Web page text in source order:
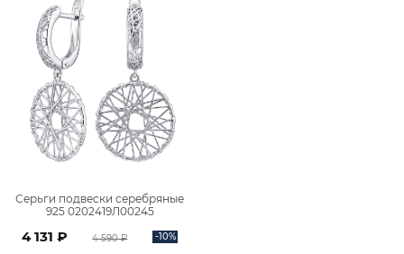
Серьги подвески серебряные
925 0202419Л00245
4 131 ₽ 4 590 ₽ -10%